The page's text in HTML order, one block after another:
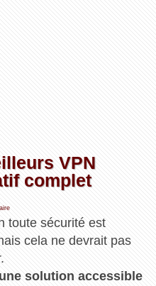
VPN
complet
toute sécurité est
cela ne devrait pas
solution accessible